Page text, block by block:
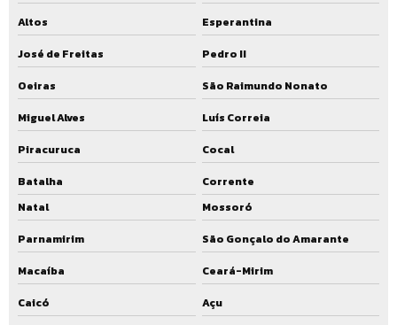
Altos
Esperantina
José de Freitas
Pedro II
Oeiras
São Raimundo Nonato
Miguel Alves
Luís Correia
Piracuruca
Cocal
Batalha
Corrente
Natal
Mossoró
Parnamirim
São Gonçalo do Amarante
Macaíba
Ceará-Mirim
Caicó
Açu